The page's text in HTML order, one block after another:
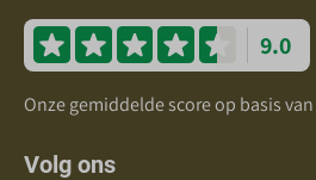
9.0
Onze gemiddelde score op basis van
Volg ons